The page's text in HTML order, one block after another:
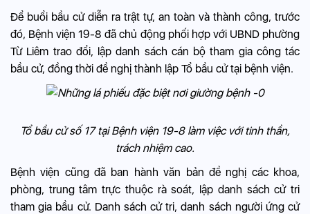
Để buổi bầu cử diễn ra trật tự, an toàn và thành công, trước
đó, Bệnh viện 19-8 đã chủ động phối hợp với UBND phường
Từ Liêm trao đổi, lập danh sách cán bộ tham gia công tác
bầu cử, đồng thời đề nghị thành lập Tổ bầu cử tại bệnh viện.
Tổ bầu cử số 17 tại Bệnh viện 19-8 làm việc với tinh thần,
trách nhiệm cao.
Bệnh viện cũng đã ban hành văn bản đề nghị các khoa,
phòng, trung tâm trực thuộc rà soát, lập danh sách cử tri
tham gia bầu cử. Danh sách cử tri, danh sách người ứng cử